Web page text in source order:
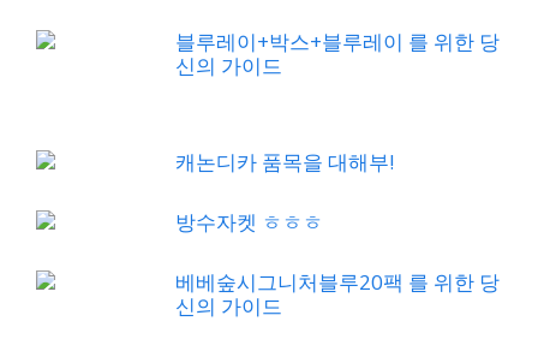
블루레이+박스+블루레이 를 위한 당
신의 가이드
캐논디카 품목을 대해부!
방수자켓 ㅎㅎㅎ
베베숲시그니처블루20팩 를 위한 당
신의 가이드